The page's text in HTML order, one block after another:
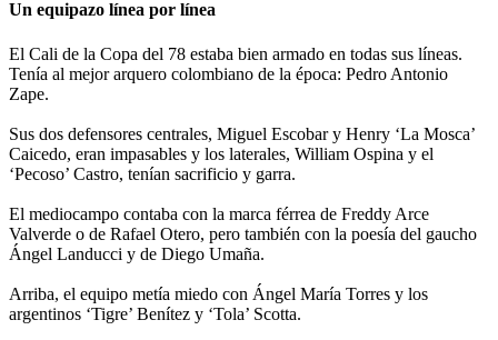
Un equipazo línea por línea
El Cali de la Copa del 78 estaba bien armado en todas sus líneas.
Tenía al mejor arquero colombiano de la época: Pedro Antonio
Zape.
Sus dos defensores centrales, Miguel Escobar y Henry ‘La Mosca’
Caicedo, eran impasables y los laterales, William Ospina y el
‘Pecoso’ Castro, tenían sacrificio y garra.
El mediocampo contaba con la marca férrea de Freddy Arce
Valverde o de Rafael Otero, pero también con la poesía del gaucho
Ángel Landucci y de Diego Umaña.
Arriba, el equipo metía miedo con Ángel María Torres y los
argentinos ‘Tigre’ Benítez y ‘Tola’ Scotta.